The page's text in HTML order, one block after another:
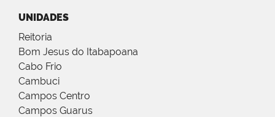
UNIDADES
Reitoria
Bom Jesus do Itabapoana
Cabo Frio
Cambuci
Campos Centro
Campos Guarus